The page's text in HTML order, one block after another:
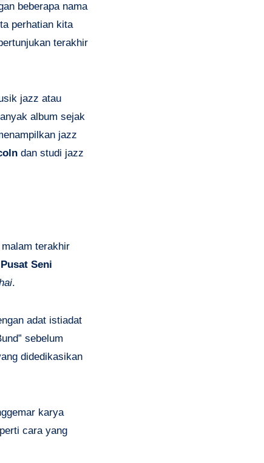
beberapa nama
perhatian kita
terakhir
jazz atau
album sejak
jazz
dan studi jazz
terakhir
Pusat Seni
.
adat istiadat
sebelum
didedikasikan
karya
cara yang